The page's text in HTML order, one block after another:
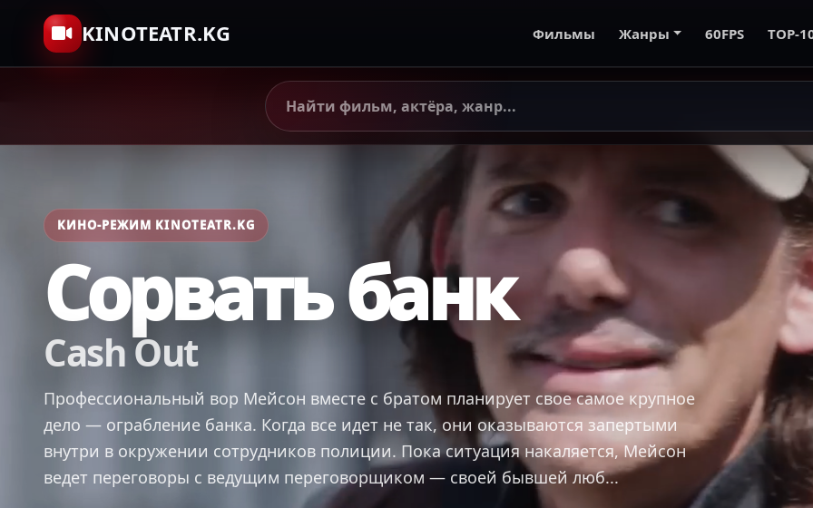
KINOTEATR.KG Фильмы Жанры 60FPS TOP-
КИНО-РЕЖИМ KINOTEATR.KG
Сорвать банк
Cash Out
Профессиональный вор Мейсон вместе с братом планирует свое самое крупное
дело — ограбление банка. Когда все идет не так, они оказываются запертыми
внутри в окружении сотрудников полиции. Пока ситуация накаляется, Мейсон
ведет переговоры с ведущим переговорщиком — своей бывшей люб...